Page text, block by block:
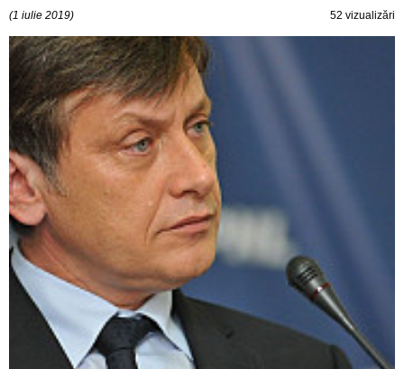
(1 iulie 2019) 52 vizualizări